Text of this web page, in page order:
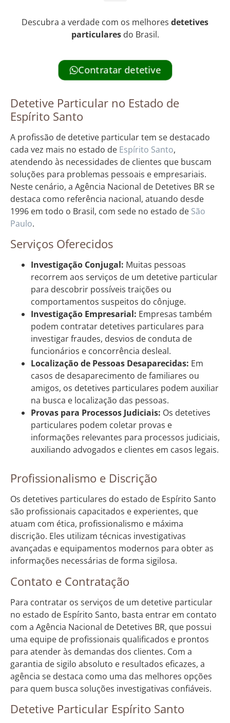
Descubra a verdade com os melhores detetives
particularesdo Brasil.
Contratar detetive
Detetive Particular no Estado de
Espírito Santo
A profissão de detetive particular tem se destacado
cada vez mais no estado de Espírito Santo,
atendendo às necessidades de clientes que buscam
soluções para problemas pessoais e empresariais.
Neste cenário, a Agência Nacional de Detetives BR se
destaca como referência nacional, atuando desde
1996 em todo o Brasil, com sede no estado de São
Paulo.
Serviços Oferecidos
Investigação Conjugal: Muitas pessoas
recorrem aos serviços de um detetive particular
para descobrir possíveis traições ou
comportamentos suspeitos do cônjuge.
Investigação Empresarial: Empresas também
podem contratar detetives particulares para
investigar fraudes, desvios de conduta de
funcionários e concorrência desleal.
Localização de Pessoas Desaparecidas: Em
casos de desaparecimento de familiares ou
amigos, os detetives particulares podem auxiliar
na busca e localização das pessoas.
Provas para Processos Judiciais: Os detetives
particulares podem coletar provas e
informações relevantes para processos judiciais,
auxiliando advogados e clientes em casos legais.
Profissionalismo e Discrição
Os detetives particulares do estado de Espírito Santo
são profissionais capacitados e experientes, que
atuam com ética, profissionalismo e máxima
discrição. Eles utilizam técnicas investigativas
avançadas e equipamentos modernos para obter as
informações necessárias de forma sigilosa.
Contato e Contratação
Para contratar os serviços de um detetive particular
no estado de Espírito Santo, basta entrar em contato
com a Agência Nacional de Detetives BR, que possui
uma equipe de profissionais qualificados e prontos
para atender às demandas dos clientes. Com a
garantia de sigilo absoluto e resultados eficazes, a
agência se destaca como uma das melhores opções
para quem busca soluções investigativas confiáveis.
Detetive Particular Espírito Santo